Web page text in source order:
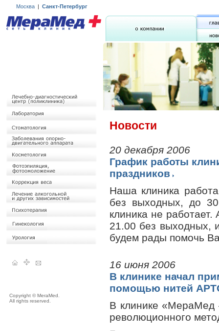
Москва| Санкт-Петербург
Copyright © MeraMed.
All rights reserved.
Новости
20 декабря 2006
График работы
праздников
Наша клиника
без выходных, до
клиника не
21.00 без выходных,
будем рады помочь
16 июня 2006
В клинике начал
помощью нитей
В клинике «МераМед
революционного